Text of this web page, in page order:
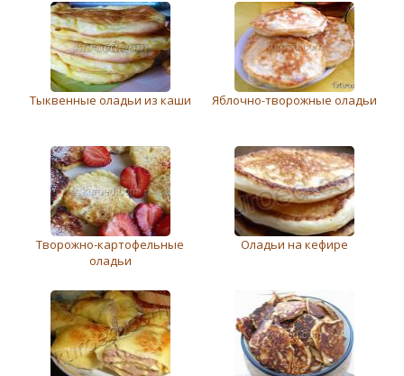
Тыквенные оладьи из каши Яблочно-творожные оладьи
Творожно-картофельные
оладьи
Оладьи на кефире